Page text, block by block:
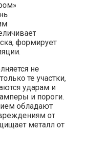
формирует
не
те участки,
ударам и
и пороги.
обладают
от
металл от